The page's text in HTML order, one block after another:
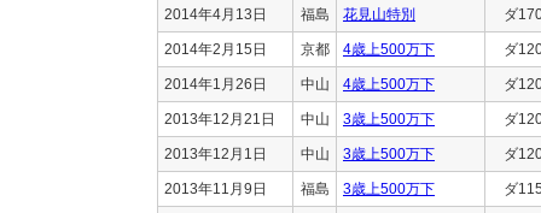
2014年4月13日 福島 花見山特別 ダ
2014年2月15日 京都 4歳上500万下 ダ
2014年1月26日 中山 4歳上500万下 ダ
2013年12月21日 中山 3歳上500万下 ダ
2013年12月1日 中山 3歳上500万下 ダ
2013年11月9日 福島 3歳上500万下 ダ